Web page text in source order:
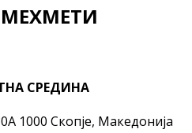
СРЕДИНА
1000 Скопје, Македонија